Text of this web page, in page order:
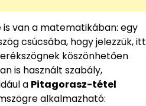
is van a matematikában: egy
csúcsába, hogy jelezzük, itt
köszönhetően
is használt szabály,
a Pitagorasz-tétel
alkalmazható: